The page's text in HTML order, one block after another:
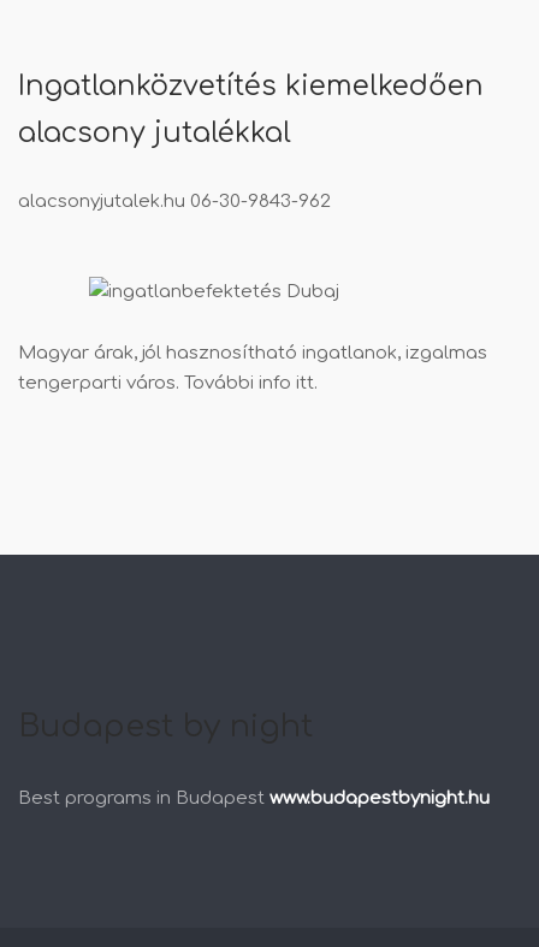
Ingatlanközvetítés kiemelkedően
alacsony jutalékkal
alacsonyjutalek.hu 06-30-9843-962
Magyar árak, jól hasznosítható ingatlanok, izgalmas
tengerparti város. További info itt.
Best programs in Budapest www.budapestbynight.hu